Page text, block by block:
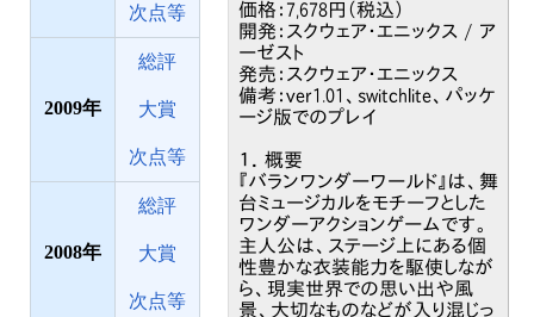
次点等
2009
総評
大賞
次点等
2008
総評
大賞
次点等
価格：7,678円（税込）
開発：スクウェア・エニックス / ア
ーゼスト
発売：スクウェア・エニックス
備考：ver1.01、switchlite、パッケ
ージ版でのプレイ
１．概要
『バランワンダーワールド』は、舞
台ミュージカルをモチーフとした
ワンダーアクションゲームです。
主人公は、ステージ上にある個
性豊かな衣装能力を駆使しなが
ら、現実世界での思い出や風
景、大切なものなどが入り混じっ